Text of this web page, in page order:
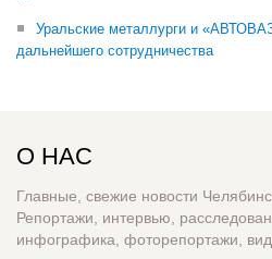
Уральские металлурги и
дальнейшего сотрудничества
О НАС
Главные, свежие новости
Репортажи, интервью,
инфографика, фоторепортажи,